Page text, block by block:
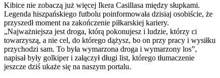
Kibice nie zobaczą już więcej Ikera Casillasa między słupkami.
Legenda hiszpańskiego futbolu poinformowała dzisiaj osobiście, że
przyszedł moment na zakończenie piłkarskiej kariery.
„Najważniejsza jest droga, którą pokonujesz i ludzie, którzy ci
towarzyszą, a nie cel, do którego dążysz, bo on przy pracy i wysiłku
przychodzi sam. To była wymarzona droga i wymarzony los”,
napisał były golkiper i załączył długi list, którego tłumaczenie
jeszcze dziś ukaże się na naszym portalu.